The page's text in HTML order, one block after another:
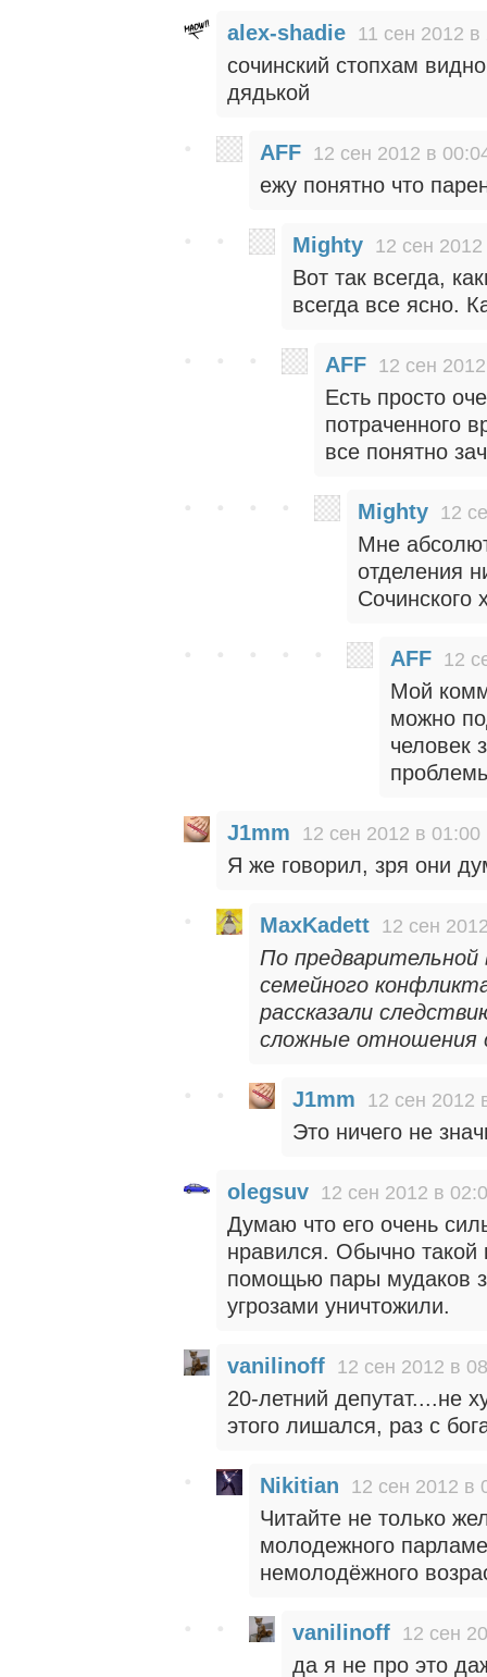
alex-shadie 11 сен 2012 в
сочинский стопхам
дядькой
AFF 12 сен 2012 в
ежу понятно что
Mighty 12 сен
Вот так всегда,
всегда все ясно.
AFF 12 сен
Есть просто
потраченного
все понятно
Mighty 12
Мне
отделения
Сочинского
AFF 12
Мой
можно
человек
J1mm 12 сен 2012 в 01:00
Я же говорил, зря они
MaxKadett 12 сен
По предварительной
семейного
рассказали
сложные отношения
J1mm 12 сен 2012
Это ничего не
olegsuv 12 сен 2012 в
Думаю что его очень
нравился. Обычно такой
помощью пары мудаков
угрозами уничтожили.
vanilinoff 12 сен 2012 в
20-летний депутат....не
этого лишался, раз с
Nikitian 12 сен 2012 в
Читайте не только
молодежного
немолодёжного
vanilinoff 12 сен
да я не про это